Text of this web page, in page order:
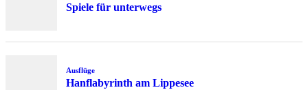
Spiele für unterwegs
Ausflüge
Hanflabyrinth am Lippesee